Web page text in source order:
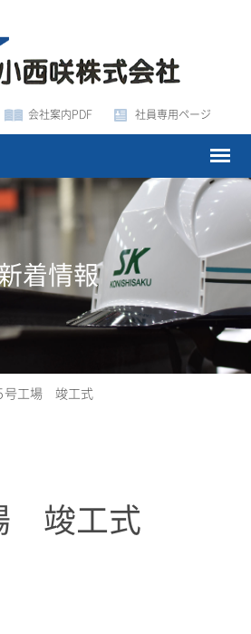
会社案内PDF 社員専用ページ
着情報
号工場 竣工式
竣工式